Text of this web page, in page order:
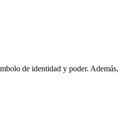
de identidad y poder. Además,